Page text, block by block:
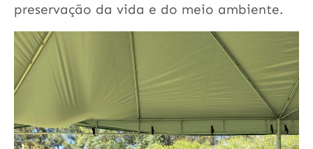
preservação da vida e do meio ambiente.